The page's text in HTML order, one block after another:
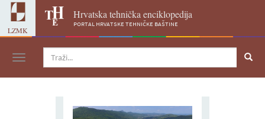
LZMK
Hrvatska tehnička enciklopedija
portal hrvatske tehničke baštine
Navigacija